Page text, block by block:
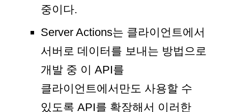
중이다.
Server Actions는 클라이언트에서
서버로 데이터를 보내는 방법으로
개발 중 이 API를
클라이언트에서만도 사용할 수
있도록 API를 확장해서 이러한